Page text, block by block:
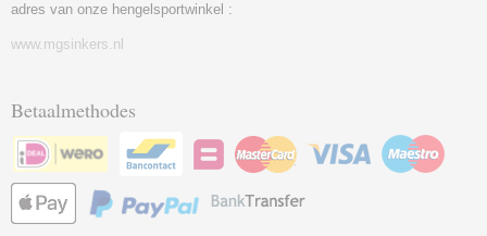
adres van onze hengelsportwinkel :
www.mgsinkers.nl
Betaalmethodes